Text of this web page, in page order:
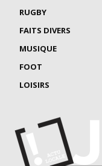
RUGBY
FAITS DIVERS
MUSIQUE
FOOT
LOISIRS